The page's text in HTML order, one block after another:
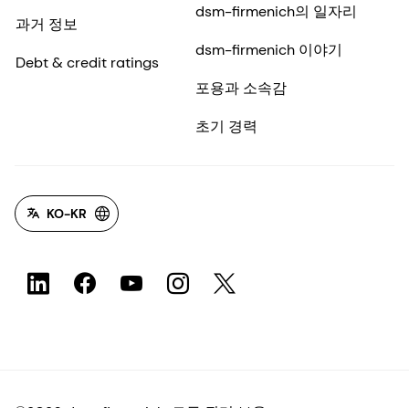
과거 정보
Debt & credit ratings
dsm-firmenich의 일자리
dsm-firmenich 이야기
포용과 소속감
초기 경력
KO-KR